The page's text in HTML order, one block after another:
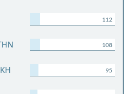
112
108
95